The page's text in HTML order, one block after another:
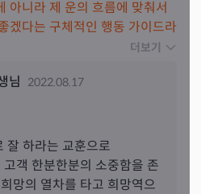
아니라 제 운의 흐름에 맞춰서
겠다는 구체적인 행동 가이드라
지를 설명해 주셔서 앞으로 이
확하게 맞추시는 것도 신기했구
수 있는 개운법도 알려주시고
말씀도 많이 해 주셔서 편하게
습니다. 저처럼 이것저것 고민
변화를 앞두고 있는 분들은 상
될 것 같아요!!!
더보기
님 2022.08.17
잘 하라는 교훈으로
객 한분한분의 소중함을 존
망의 열차를 타고 희망역으